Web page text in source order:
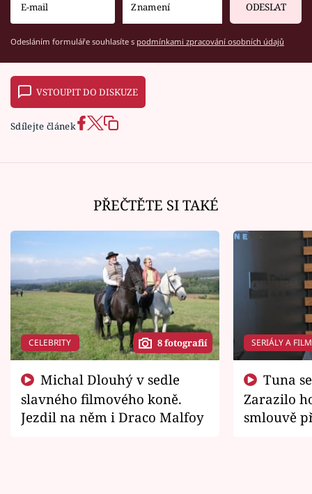
ODESLAT
Odesláním formuláře souhlasíte s podmínkami zpracování osobních údajů
VSTOUPIT DO DISKUZE
Sdílejte článek
PŘEČTĚTE SI TAKÉ
CELEBRITY 8 fotografií
slavného filmového koně.
Jezdil na něm i Draco Malfoy
SERIÁLY A
Zarazilo
smlouvě